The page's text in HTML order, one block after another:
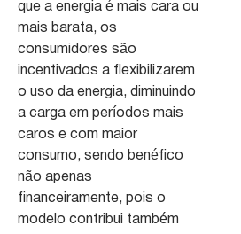
que a energia é mais cara ou
mais barata, os
consumidores são
incentivados a flexibilizarem
o uso da energia, diminuindo
a carga em períodos mais
caros e com maior
consumo, sendo benéfico
não apenas
financeiramente, pois o
modelo contribui também